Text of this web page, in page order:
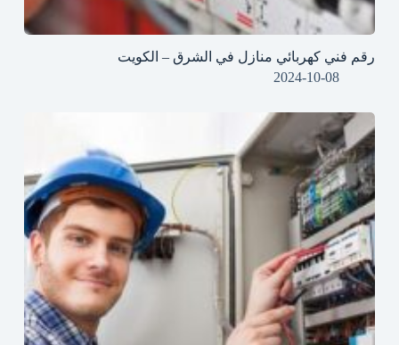
رقم فني كهربائي منازل في الشرق – الكويت
2024-10-08